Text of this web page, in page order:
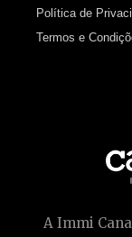
Política de
Termos e
A Immi